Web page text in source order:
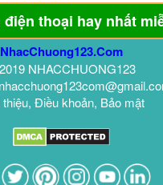
thoại hay nhất
NhacChuong123.Com
NHACCHUONG123
Điều khoản, Bảo mật